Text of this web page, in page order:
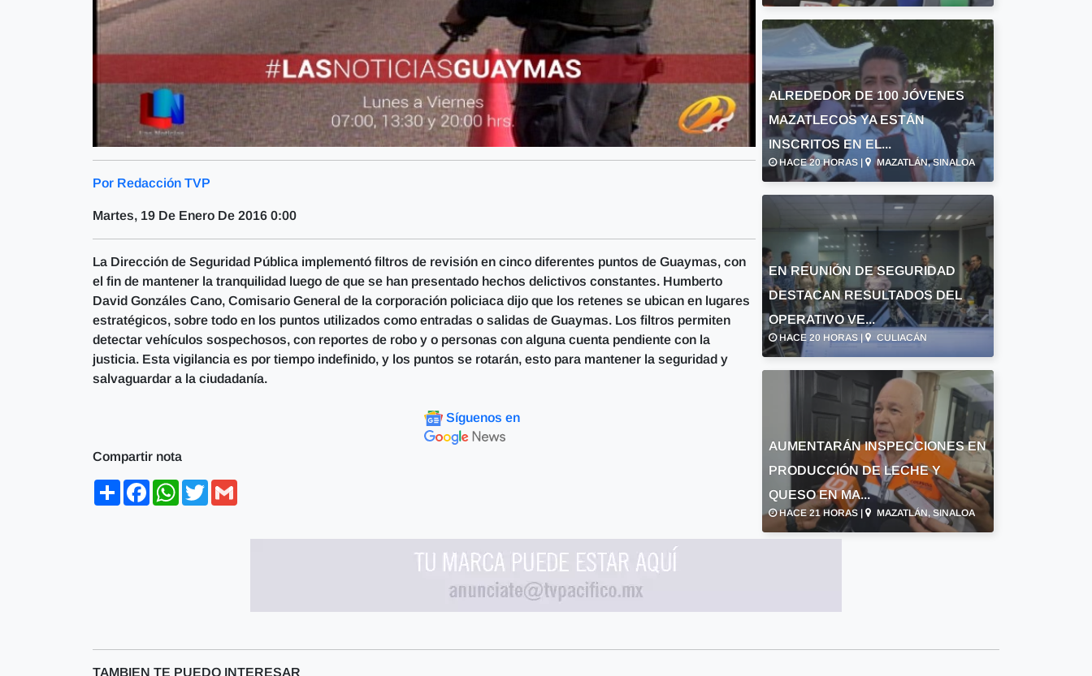
Por Redacción TVP
Martes, 19 De Enero De 2016 0:00
La Dirección de Seguridad Pública implementó filtros de revisión en cinco diferentes puntos de Guaymas, con
el fin de mantener la tranquilidad luego de que se han presentado hechos delictivos constantes. Humberto
David Gonzáles Cano, Comisario General de la corporación policiaca dijo que los retenes se ubican en lugares
estratégicos, sobre todo en los puntos utilizados como entradas o salidas de Guaymas. Los filtros permiten
detectar vehículos sospechosos, con reportes de robo y o personas con alguna cuenta pendiente con la
justicia. Esta vigilancia es por tiempo indefinido, y los puntos se rotarán, esto para mantener la seguridad y
salvaguardar a la ciudadanía.
Síguenos en
Compartir nota
ShareFacebookWhatsApp
Twitter
ALREDEDOR DE 100 JÓVENES
MAZATLECOS YA ESTÁN
INSCRITOS EN EL...
HACE 20 HORAS | MAZATLÁN, SINALOA
EN REUNIÓN DE SEGURIDAD
DESTACAN RESULTADOS DEL
OPERATIVO VE...
HACE 20 HORAS | CULIACÁN
AUMENTARÁN INSPECCIONES EN
PRODUCCIÓN DE LECHE Y
QUESO EN MA...
HACE 21 HORAS | MAZATLÁN, SINALOA
TAMBIEN TE PUEDO INTERESAR